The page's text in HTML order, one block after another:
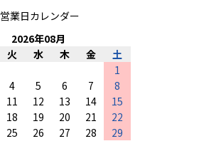
営業日カレンダー
2026年08月
火 水 木 金
土
1
4 5 6 7
8
11 12 13 14
15
18 19 20 21
22
25 26 27 28
29